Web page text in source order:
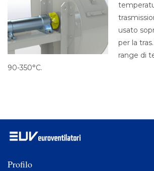
usato
per la
range di
90-350°C.
Profilo